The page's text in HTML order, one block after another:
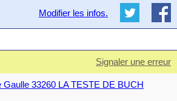
Modifier les infos.
Signaler une erreur
Gaulle 33260 LA TESTE DE BUCH